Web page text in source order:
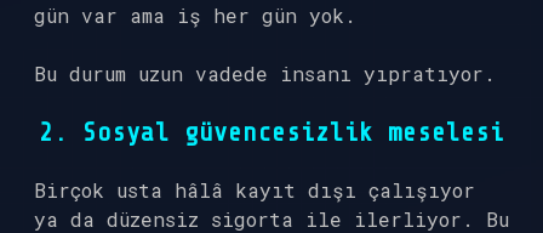
gün var ama iş her gün yok.
Bu durum uzun vadede insanı yıpratıyor.
2. Sosyal güvencesizlik meselesi
Birçok usta hâlâ kayıt dışı çalışıyor
ya da düzensiz sigorta ile ilerliyor. Bu